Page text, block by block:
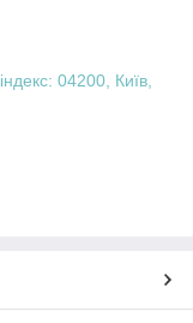
04200, Київ,